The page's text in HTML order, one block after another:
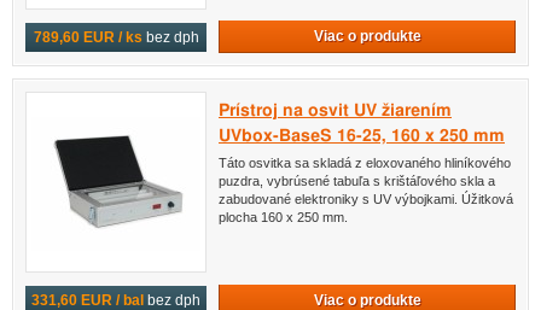
789,60 EUR / ks bez dph Viac o produkte
331,60 EUR / bal bez dph
Prístroj na osvit UV žiarením
UVbox-BaseS 16-25, 160 x 250 mm
Táto osvitka sa skladá z eloxovaného hliníkového
puzdra, vybrúsené tabuľa s krištáľového skla a
zabudované elektroniky s UV výbojkami. Úžitková
plocha 160 x 250 mm.
Viac o produkte